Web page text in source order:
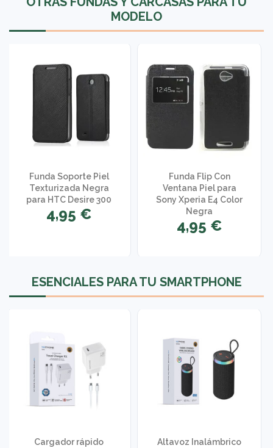
MODELO
Funda Soporte Piel
Texturizada Negra
para HTC Desire 300
4,95 €
Funda Flip Con
Ventana Piel para
Sony Xperia E4 Color
Negra
4,95 €
1 opinión
ESENCIALES PARA TU SMARTPHONE
Cargador rápido
Altavoz Inalámbrico